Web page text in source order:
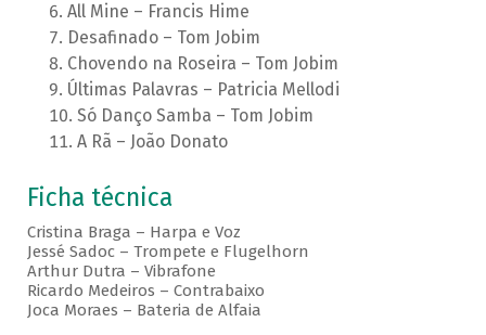
All Mine – Francis Hime
Desafinado – Tom Jobim
Chovendo na Roseira – Tom Jobim
Últimas Palavras – Patricia Mellodi
Só Danço Samba – Tom Jobim
A Rã – João Donato
Ficha técnica
Cristina Braga – Harpa e Voz
Jessé Sadoc – Trompete e Flugelhorn
Arthur Dutra – Vibrafone
Ricardo Medeiros – Contrabaixo
Joca Moraes – Bateria de Alfaia